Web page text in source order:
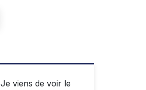
viens de voir le